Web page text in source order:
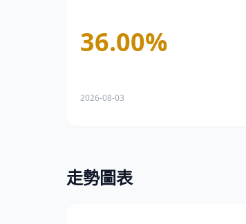
36.00%
2026-08-03
走勢圖表